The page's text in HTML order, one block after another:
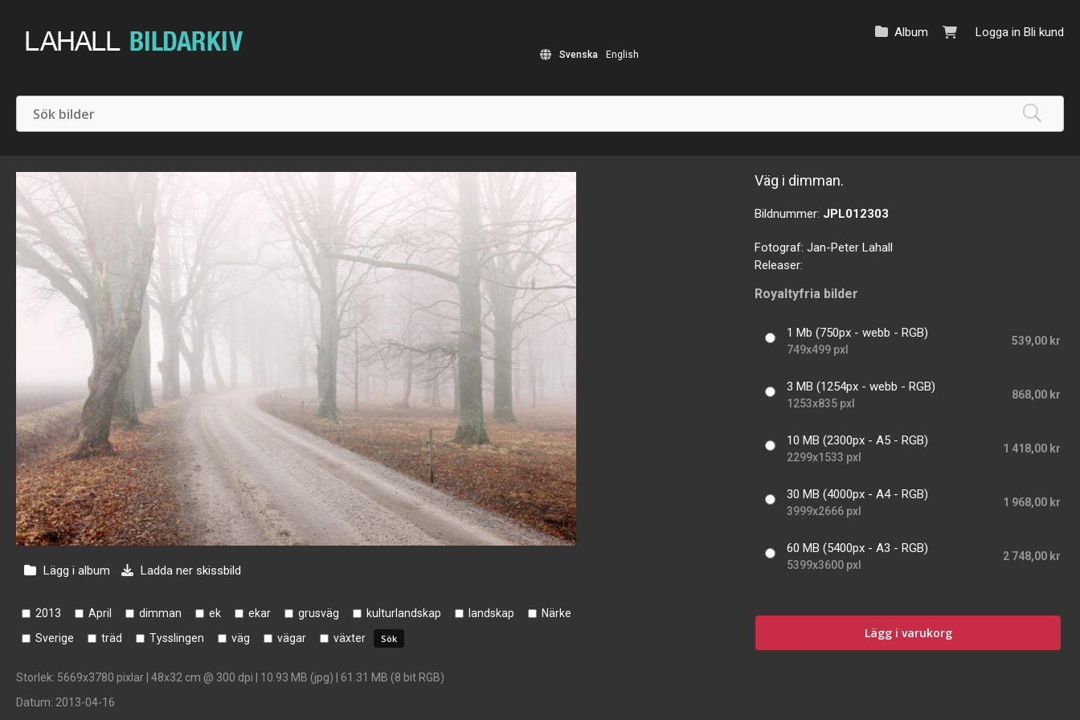
Logga in Bli kund
Album
Svenska English
Lägg i album Ladda ner skissbild
2013 April dimman ek ekar grusväg kulturlandskap landskap
Närke
Sverige
träd Tysslingen väg vägar växter
Storlek: 5669x3780 pixlar | 48x32 cm @ 300 dpi | 10.93 MB (jpg) | 61.31 MB (8 bit RGB)
Datum: 2013-04-16
Väg i dimman.
Bildnummer: JPL012303
Fotograf:Jan-Peter Lahall
Releaser:
Royaltyfria bilder
1 Mb (750px - webb - RGB)
749x499 pxl
539,00 kr
3 MB (1254px - webb - RGB)
1253x835 pxl
868,00 kr
10 MB (2300px - A5 - RGB)
2299x1533 pxl
1 418,00 kr
30 MB (4000px - A4 - RGB)
3999x2666 pxl
1 968,00 kr
60 MB (5400px - A3 - RGB)
5399x3600 pxl
2 748,00 kr
Lägg i varukorg